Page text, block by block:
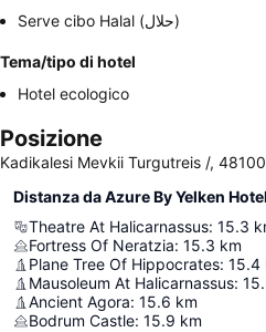
Serve cibo Halal (حلال)
Tema/tipo di hotel
Hotel ecologico
Posizione
Kadikalesi Mevkii Turgutreis /,
Distanza da Azure By Yelken Hotel
Theatre At Halicarnassus: 15.3
Fortress Of Neratzia: 15.3 km
Plane Tree Of Hippocrates: 15.4
Mausoleum At Halicarnassus:
Ancient Agora: 15.6 km
Bodrum Castle: 15.9 km